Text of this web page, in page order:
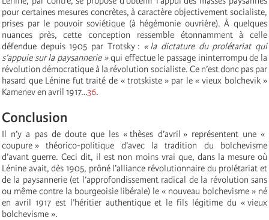
pour certaines mesures concrètes, à caractère objectivement socialiste,
prises par le pouvoir soviétique (à hégémonie ouvrière). À quelques
nuances près, cette conception ressemble étonnamment à celle
défendue depuis 1905 par Trotsky : « la dictature du prolétariat qui
s’appuie sur la paysannerie »qui effectue le passage ininterrompu de la
révolution démocratique à la révolution socialiste. Ce n’est donc pas par
hasard que Lénine fut traité de « trotskiste » par le « vieux bolchevik »
Kamenev en avril 1917…36.
Conclusion
Il n’y a pas de doute que les « thèses d’avril » représentent une «
coupure » théorico-politique d’avec la tradition du bolchevisme
d’avant­ guerre. Ceci dit, il est non moins vrai que, dans la mesure où
Lénine avait, dès 1905, prôné l’alliance révolutionnaire du prolétariat et
de la paysannerie (et l’approfondissement radical de la révolution sans
ou même contre la bourgeoisie libérale) le « nouveau bolchevisme » né
en avril 1917 est l’héritier authentique et le fils légitime du « vieux
bolchevisme ».